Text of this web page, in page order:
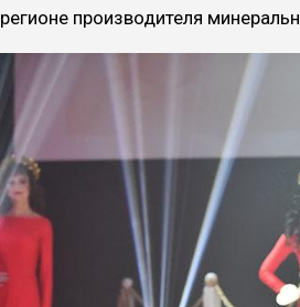
регионе производителя